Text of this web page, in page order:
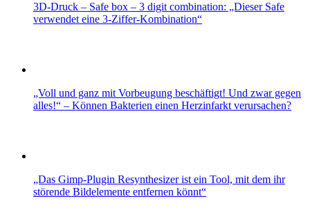
3D-Druck – Safe box – 3 digit combination: „Dieser Safe
verwendet eine 3-Ziffer-Kombination“
„Voll und ganz mit Vorbeugung beschäftigt! Und zwar gegen
alles!“ – Können Bakterien einen Herzinfarkt verursachen?
„Das Gimp-Plugin Resynthesizer ist ein Tool, mit dem ihr
störende Bildelemente entfernen könnt“